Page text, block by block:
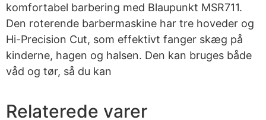
komfortabel barbering med Blaupunkt MSR711.
Den roterende barbermaskine har tre hoveder og
Hi-Precision Cut, som effektivt fanger skæg på
kinderne, hagen og halsen. Den kan bruges både
våd og tør, så du kan
Relaterede varer